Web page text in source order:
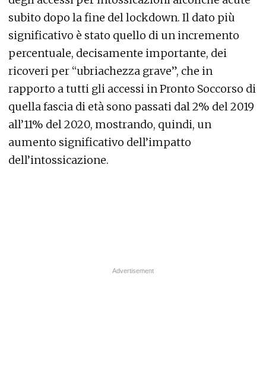
subito dopo la fine del lockdown. Il dato più
significativo è stato quello di un incremento
percentuale, decisamente importante, dei
ricoveri per “ubriachezza grave”, che in
rapporto a tutti gli accessi in Pronto Soccorso di
quella fascia di età sono passati dal 2% del 2019
all’11% del 2020, mostrando, quindi, un
aumento significativo dell’impatto
dell’intossicazione.